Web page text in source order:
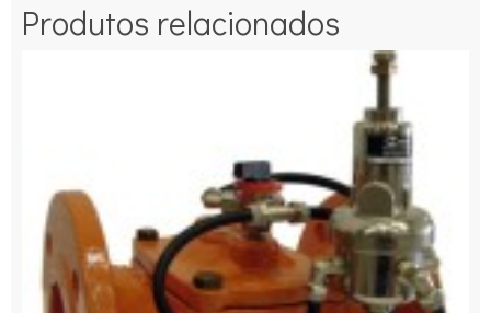
Produtos relacionados